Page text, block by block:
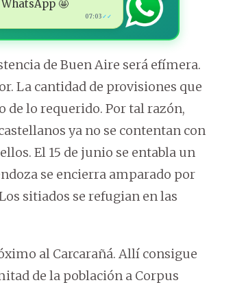
🤩
07:03 ✓✓
de Buen Aire será efímera.
La cantidad de provisiones que
de lo requerido. Por tal razón,
ya no se contentan con
El 15 de junio se entabla un
se encierra amparado por
sitiados se refugian en las
al Carcarañá. Allí consigue
de la población a Corpus